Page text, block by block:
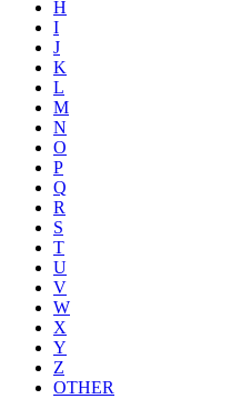
H
I
J
K
L
M
N
O
P
Q
R
S
T
U
V
W
X
Y
Z
OTHER